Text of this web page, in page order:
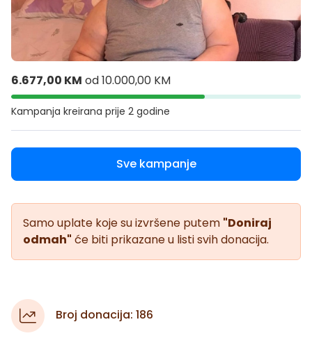
6.677,00 KM od10.000,00 KM
Kampanja kreirana prije 2 godine
Sve kampanje
Samo uplate koje su izvršene putem "Doniraj
odmah" će biti prikazane u listi svih donacija.
Broj donacija: 186